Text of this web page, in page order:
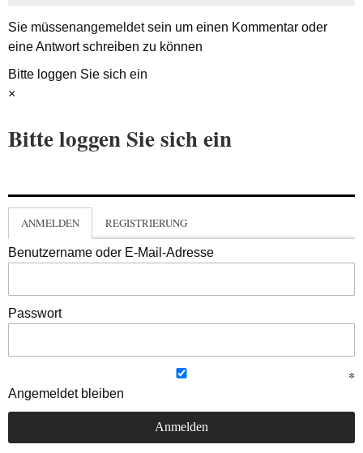
Sie müssenangemeldetsein um einen Kommentar oder
eine Antwort schreiben zu können
Bitte loggen Sie sich ein
×
Bitte loggen Sie sich ein
ANMELDEN REGISTRIERUNG
Benutzername oder E-Mail-Adresse
Passwort
Angemeldet bleiben